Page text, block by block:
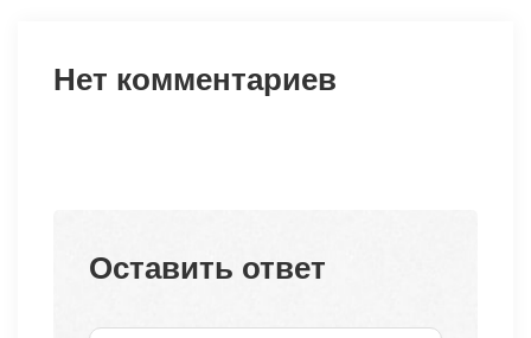
Нет комментариев
Оставить ответ